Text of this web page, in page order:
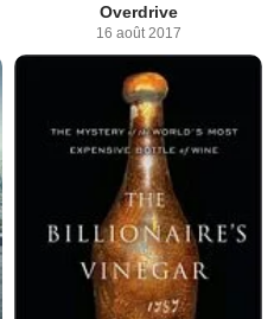
Overdrive
16 août 2017